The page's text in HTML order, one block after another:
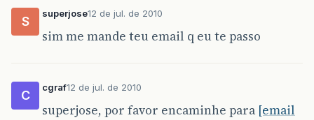
S
superjose12 de jul. de 2010
sim me mande teu email q eu te passo
C
cgraf12 de jul. de 2010
superjose, por favor encaminhe para [email